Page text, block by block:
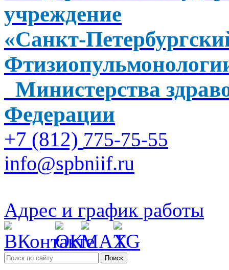
учреждение
«Санкт-
Министерства
Федерации
+7 (812) 775-75-55
info@spbniif.ru
Адрес и график работы
Поиск